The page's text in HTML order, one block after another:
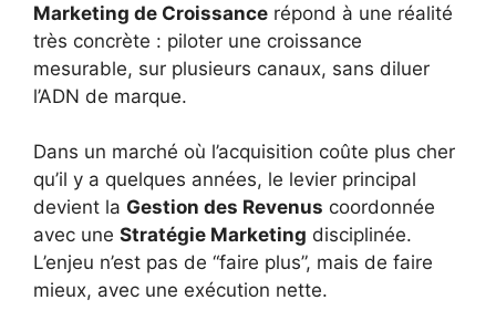
Marketing de Croissance répond à une réalité
très concrète : piloter une croissance
mesurable, sur plusieurs canaux, sans diluer
l’ADN de marque.
Dans un marché où l’acquisition coûte plus cher
qu’il y a quelques années, le levier principal
devient la Gestion des Revenus coordonnée
avec une Stratégie Marketing disciplinée.
L’enjeu n’est pas de “faire plus”, mais de faire
mieux, avec une exécution nette.